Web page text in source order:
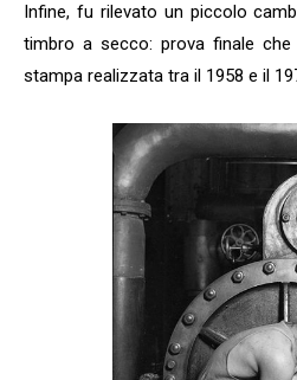
Infine, fu rilevato un piccolo
timbro a secco: prova finale
stampa realizzata tra il 1958 e il